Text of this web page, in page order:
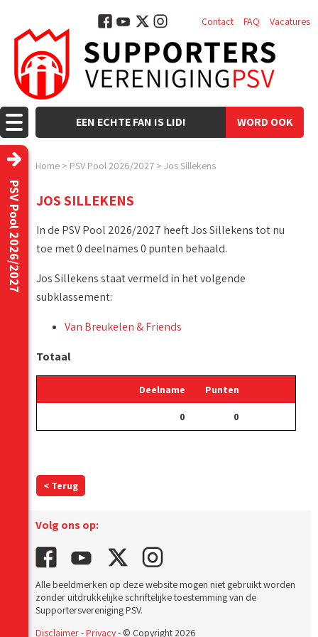
WORD OOK
EEN ECHTE FAN IS LID!
Contact FAQ Vacatures
Home > PSV Pool 2026/2027 > Jos Sillekens
PSV Pool 2026/2027 JOS SILLEKENS
In de PSV Pool 2026/2027 heeft Jos Sillekens tot nu
toe met 0 deelnames 0 punten behaald.
Jos Sillekens staat vermeld in het volgende
subklassement:
Van Breukelen & Friends
Totaal
Deelname Punten
0 0
< Terug
Volg ons op:
Alle beeldmerken op deze website mogen niet gebruikt worden
zonder uitdrukkelijke schriftelijke toestemming van de
Supportersvereniging PSV.
Disclaimer-Privacy- © Copyright 2026